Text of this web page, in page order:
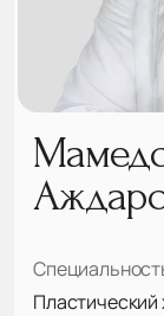
Пластический